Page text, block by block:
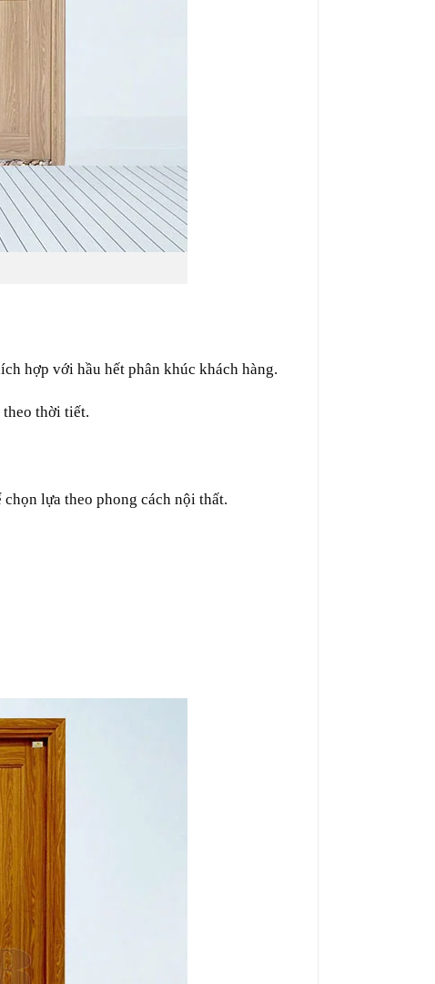
hợp với hầu hếtphân khúc khách hàng.
thời tiết.
chọn lựatheo phong cách nội thất.